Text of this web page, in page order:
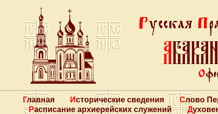
Главная Исторические сведения
Слово
Расписание архиерейских служений